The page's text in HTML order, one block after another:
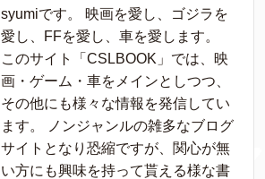
syumiです。 映画を愛し、ゴジラを
愛し、FFを愛し、車を愛します。
このサイト「CSLBOOK」では、映
画・ゲーム・車をメインとしつつ、
その他にも様々な情報を発信してい
ます。 ノンジャンルの雑多なブログ
サイトとなり恐縮ですが、関心が無
い方にも興味を持って貰える様な書